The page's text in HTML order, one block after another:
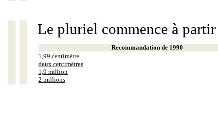
Le pluriel commence à
Recommandation de 1990
1,99 centimètre
deux centimètres
1,9 million
2 millions